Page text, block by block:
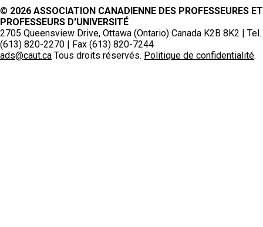
© 2026 ASSOCIATION CANADIENNE DES PROFESSEURES ET
PROFESSEURS D'UNIVERSITÉ
2705 Queensview Drive, Ottawa (Ontario) Canada K2B 8K2 | Tel.
(613) 820-2270 | Fax (613) 820-7244
ads@caut.ca Tous droits réservés. Politique de confidentialité.